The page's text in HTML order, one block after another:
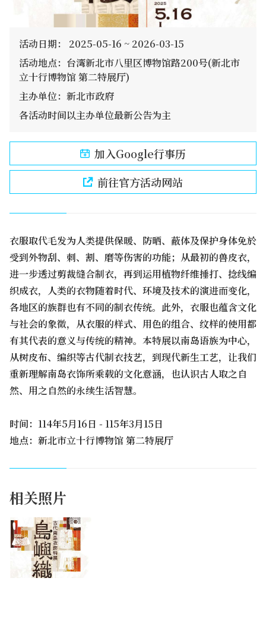
活动日期： 2025-05-16 ~ 2026-03-15
活动地点：台湾新北市八里区博物馆路200号(新北市
立十行博物馆 第二特展厅)
主办单位：新北市政府
各活动时间以主办单位最新公告为主
加入Google行事历
前往官方活动网站
衣服取代毛发为人类提供保暖、防晒、蔽体及保护身体免於
受到外物刮、刺、割、磨等伤害的功能；从最初的兽皮衣，
进一步透过剪裁缝合制衣，再到运用植物纤维捶打、捻线编
织成衣，人类的衣物随着时代、环境及技术的演进而变化，
各地区的族群也有不同的制衣传统。此外，衣服也蕴含文化
与社会的象徵，从衣服的样式、用色的组合、纹样的使用都
有其代表的意义与传统的精神。本特展以南岛语族为中心，
从树皮布、编织等古代制衣技艺，到现代新生工艺，让我们
重新理解南岛衣饰所乘载的文化意涵，也认识古人取之自
然、用之自然的永续生活智慧。
时间：114年5月16日 - 115年3月15日
地点：新北市立十行博物馆 第二特展厅
相关照片